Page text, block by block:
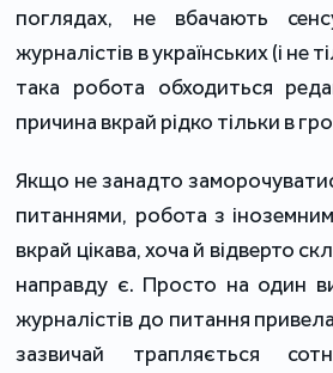
поглядах, не вбачають
журналістів в українських (і не
така робота обходиться
причина вкрай рідко тільки в
Якщо не занадто
питаннями, робота з
вкрай цікава, хоча й відверто
направду є. Просто на один
журналістів до питання
зазвичай трапляється